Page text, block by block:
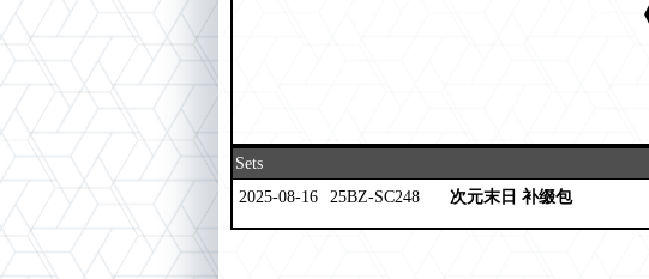
Sets
2025-08-16
25BZ-SC248 次元末日 补缀包